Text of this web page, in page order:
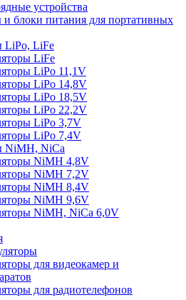
устройства
и блоки питания для портативных
LiPo, LiFe
LiFe
LiPo 11,1V
LiPo 14,8V
LiPo 18,5V
LiPo 22,2V
LiPo 3,7V
LiPo 7,4V
NiMH, NiCa
NiMH 4,8V
NiMH 7,2V
NiMH 8,4V
NiMH 9,6V
NiMH, NiCa 6,0V
для видеокамер и
для радиотелефонов